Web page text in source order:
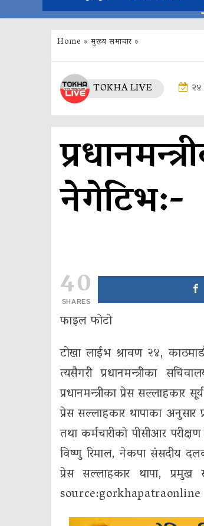
Home »मुख्य समाचार»
TOKHA LIVE
नेगेटिभ:-
40
SHARES
फाइल फाेटाे
टाेखा लाईभ श्रावण २४,
त्यसैगरी प्रधानमन्त्रीका
प्रधानमन्त्रीका प्रेस सल्लाहकार
प्रेस सल्लाहकार थापाका अनुसार
तथा कर्मचारीको पीसीआर
विष्णु रिमाल, नेकपा संसदीय
प्रेस सल्लाहकार थापा, प्रमुख
source:gorkhapatraonline